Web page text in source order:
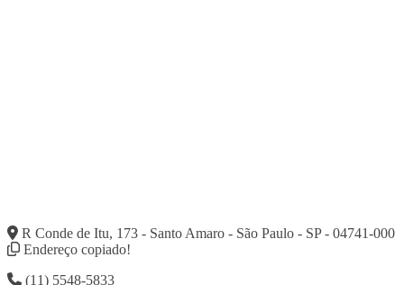
R Conde de Itu, 173 - Santo Amaro - São Paulo - SP - 04741-000
Endereço copiado!
(11) 5548-5833